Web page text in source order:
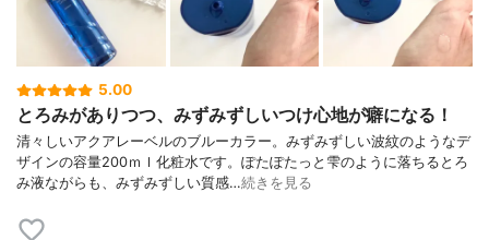
5.00
とろみがありつつ、みずみずしいつけ心地が癖になる！
清々しいアクアレーベルのブルーカラー。みずみずしい波紋のようなデ
ザインの容量200ｍｌ化粧水です。ぽたぽたっと雫のように落ちるとろ
み液ながらも、みずみずしい質感…続きを見る